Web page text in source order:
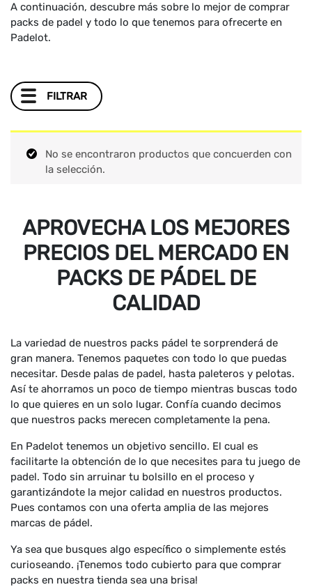
A continuación, descubre más sobre lo mejor de comprar
packs de padel y todo lo que tenemos para ofrecerte en
Padelot.
FILTRAR
No se encontraron productos que concuerden con
la selección.
APROVECHA LOS MEJORES
PRECIOS DEL MERCADO EN
PACKS DE PÁDEL DE
CALIDAD
La variedad de nuestros packs pádel te sorprenderá de
gran manera. Tenemos paquetes con todo lo que puedas
necesitar. Desde palas de padel, hasta paleteros y pelotas.
Así te ahorramos un poco de tiempo mientras buscas todo
lo que quieres en un solo lugar. Confía cuando decimos
que nuestros packs merecen completamente la pena.
En Padelot tenemos un objetivo sencillo. El cual es
facilitarte la obtención de lo que necesites para tu juego de
padel. Todo sin arruinar tu bolsillo en el proceso y
garantizándote la mejor calidad en nuestros productos.
Pues contamos con una oferta amplia de las mejores
marcas de pádel.
Ya sea que busques algo específico o simplemente estés
curioseando. ¡Tenemos todo cubierto para que comprar
packs en nuestra tienda sea una brisa!